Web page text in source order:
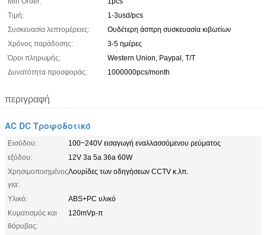
Τιμή:
1-3usd/pcs
Συσκευασία λεπτομέρειες:
Ουδέτερη άσπρη συσκευασία κιβωτίων
Χρόνος παράδοσης:
3-5 ημέρες
Όροι πληρωμής:
Western Union, Paypal, T/T
Δυνατότητα προσφοράς:
1000000pcs/month
περιγραφή
AC DC Τροφοδοτικό
Εισόδου:
100~240V εισαγωγή εναλλασσόμενου ρεύματος
εξόδου:
12V 3a 5a 36a 60W
Χρησιμοποιημένος
για:
Λουρίδες των οδηγήσεων CCTV κ.λπ.
Υλικό:
ABS+PC υλικό
Κυματισμός και
θόρυβος:
120mVp-π